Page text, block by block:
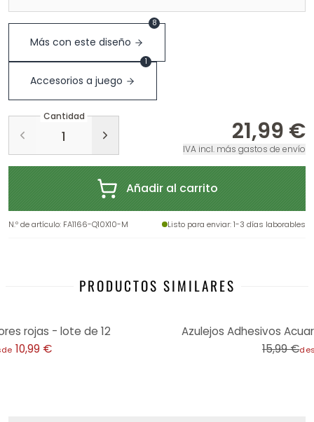
Más con este diseño
8
Accesorios a juego
1
Cantidad
21,99 €
IVA incl. más gastos de envío
Añadir al carrito
N.º de artículo: FA1166-Q10X10-M Listo para enviar: 1-3 días laborables
PRODUCTOS SIMILARES
rojas - lote de 12
10,99 €
Azulejos Adhesivos
15,99 €